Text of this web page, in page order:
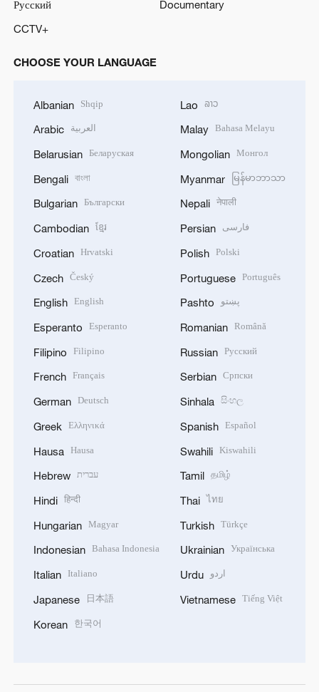
Русский
Documentary
CCTV+
CHOOSE YOUR LANGUAGE
Albanian Shqip
Arabic العربية
Belarusian Беларуская
Bengali বাংলা
Bulgarian Български
Cambodian ខ្មែរ
Croatian Hrvatski
Czech Český
English English
Esperanto Esperanto
Filipino Filipino
French Français
German Deutsch
Greek Ελληνικά
Hausa Hausa
Hebrew עברית
Hindi हिन्दी
Hungarian Magyar
Indonesian Bahasa Indonesia
Italian Italiano
Japanese 日本語
Korean 한국어
Lao ລາວ
Malay Bahasa Melayu
Mongolian Монгол
Myanmar မြန်မာဘာသာ
Nepali नेपाली
Persian فارسی
Polish Polski
Portuguese Português
Pashto پښتو
Romanian Română
Russian Русский
Serbian Српски
Sinhala සිංහල
Spanish Español
Swahili Kiswahili
Tamil தமிழ்
Thai ไทย
Turkish Türkçe
Ukrainian Українська
Urdu اردو
Vietnamese Tiếng Việt